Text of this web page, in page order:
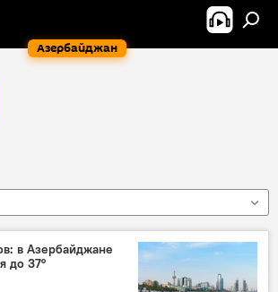
Азербайджан
в Азербайджане
до 37°